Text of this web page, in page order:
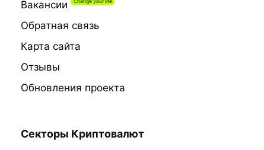
Вакансии
Обратная связь
Карта сайта
Отзывы
Обновления проекта
Секторы Криптовалют